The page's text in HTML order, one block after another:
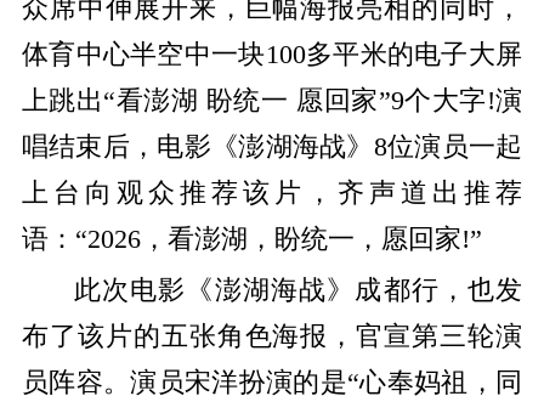
众席中伸展开来，巨幅海报亮相的同时，
体育中心半空中一块100多平米的电子大屏
上跳出“看澎湖 盼统一 愿回家”9个大字!演
唱结束后，电影《澎湖海战》8位演员一起
上台向观众推荐该片，齐声道出推荐
语：“2026，看澎湖，盼统一，愿回家!”
此次电影《澎湖海战》成都行，也发
布了该片的五张角色海报，官宣第三轮演
员阵容。演员宋洋扮演的是“心奉妈祖，同